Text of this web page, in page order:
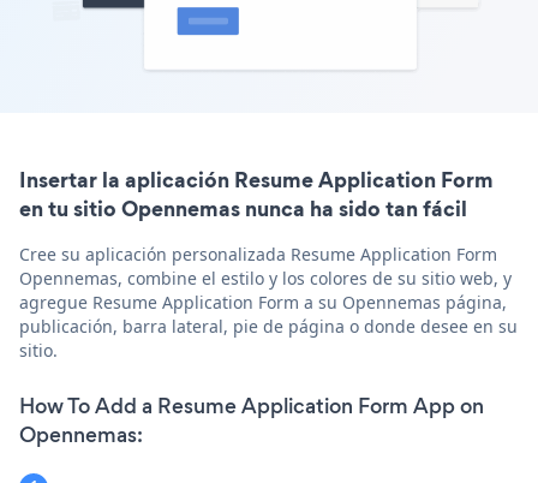
Insertar la aplicación Resume Application Form
en tu sitio Opennemas nunca ha sido tan fácil
Cree su aplicación personalizada Resume Application Form
Opennemas, combine el estilo y los colores de su sitio web, y
agregue Resume Application Form a su Opennemas página,
publicación, barra lateral, pie de página o donde desee en su
sitio.
How To Add a Resume Application Form App on
Opennemas: